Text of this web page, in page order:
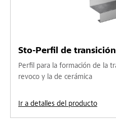
Sto-Perfil de
Perfil para la formación de la
revoco y la de cerámica
Ir a detalles del producto